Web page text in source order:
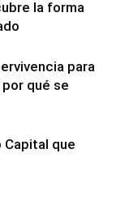
la forma
para
por qué se
Capital que